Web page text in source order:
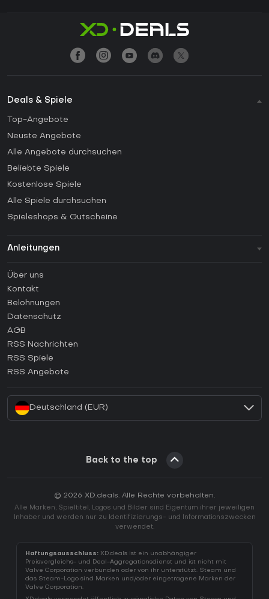
Deals & Spiele
Top-Angebote
Neuste Angebote
Alle Angebote durchsuchen
Beliebte Spiele
Kostenlose Spiele
Alle Spiele durchsuchen
Spieleshops & Gutscheine
Anleitungen
Anleitungen
Wie aktiviert man einen Steam CD Key?
Wie aktiviert man einen Epic Games CD Key?
Wie aktiviert man einen GOG CD Key?
Wie aktiviert man einen Ubisoft Connect CD Key?
Über uns
Kontakt
Belohnungen
Datenschutz
AGB
RSS Nachrichten
RSS Spiele
RSS Angebote
Deutschland (EUR)
Back to the top
© 2026 XD.deals. Alle Rechte vorbehalten.
Alle Marken, Spieltitel, Logos und Bilder sind Eigentum ihrer jeweiligen
Inhaber und werden nur zu Identifizierungs- und Informationszwecken
verwendet.
Haftungsausschluss: XD.deals ist ein unabhängiger
Preisvergleichs- und Deal-Aggregationsdienst und ist nicht mit
Valve Corporation verbunden oder von ihr unterstützt. Steam und
das Steam-Logo sind Marken und/oder eingetragene Marken der
Valve Corporation.